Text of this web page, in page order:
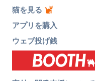
猫を見る
アプリを購入
ウェブ投げ銭